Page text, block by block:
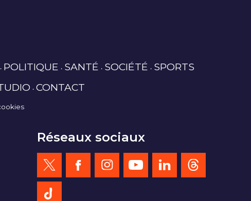
POLITIQUE SANTÉ SOCIÉTÉ SPORTS
CONTACT
Réseaux sociaux